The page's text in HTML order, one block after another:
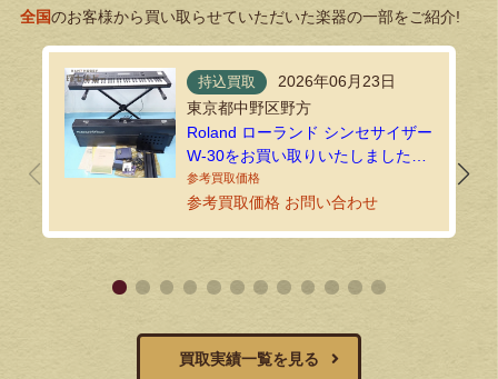
全国のお客様から買い取らせていただいた楽器の一部をご紹介!
持込買取
2026年06月23日
東京都中野区野方
Roland ローランド シンセサイザー
W-30をお買い取りいたしました｜
環七ホビーの持込買取
参考買取価格 お問い合わせ
買取実績一覧を見る